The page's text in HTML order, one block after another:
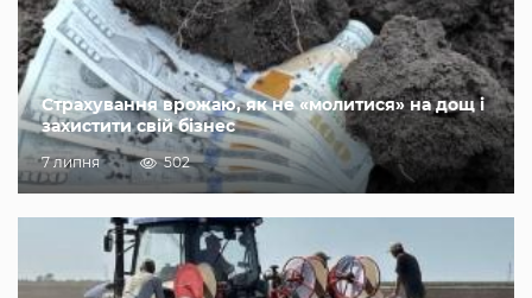
Страхування врожаю, як не «молитися» на дощ і
захистити свій бізнес
7 липня 502